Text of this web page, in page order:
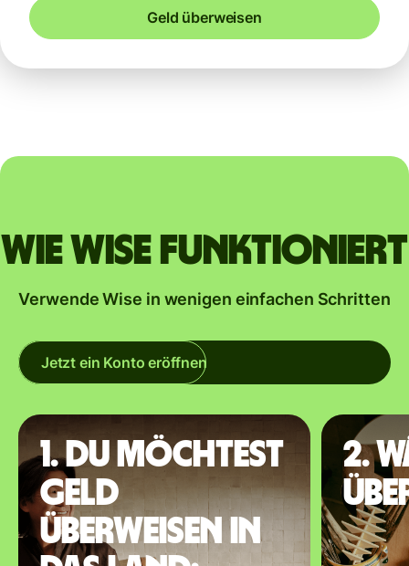
Geld überweisen
Wie Wise funktioniert
Verwende Wise in wenigen einfachen Schritten
Jetzt ein Konto eröffnen
1. Du möchtest
Geld
überweisen in
2.